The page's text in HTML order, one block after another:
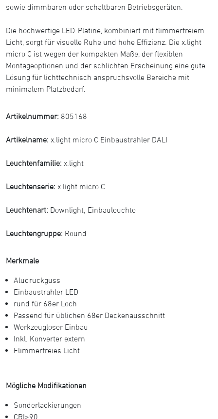
sowie dimmbaren oder schaltbaren Betriebsgeräten.
Die hochwertige LED-Platine, kombiniert mit flimmerfreiem
Licht, sorgt für visuelle Ruhe und hohe Effizienz. Die x.light
micro C ist wegen der kompakten Maße, der flexiblen
Montageoptionen und der schlichten Erscheinung eine gute
Lösung für lichttechnisch anspruchsvolle Bereiche mit
minimalem Platzbedarf.
Artikelnummer: 805168
Artikelname: x.light micro C Einbaustrahler DALI
Leuchtenfamilie: x.light
Leuchtenserie: x.light micro C
Leuchtenart: Downlight; Einbauleuchte
Leuchtengruppe: Round
Merkmale
Aludruckguss
Einbaustrahler LED
rund für 68er Loch
Passend für üblichen 68er Deckenausschnitt
Werkzeugloser Einbau
Inkl. Konverter extern
Flimmerfreies Licht
Mögliche Modifikationen
Sonderlackierungen
CRI>90